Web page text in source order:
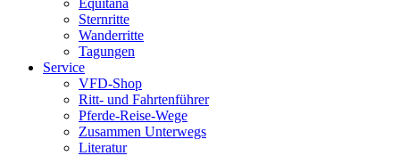
Equitana
Sternritte
Wanderritte
Tagungen
Service
VFD-Shop
Ritt- und Fahrtenführer
Pferde-Reise-Wege
Zusammen Unterwegs
Literatur